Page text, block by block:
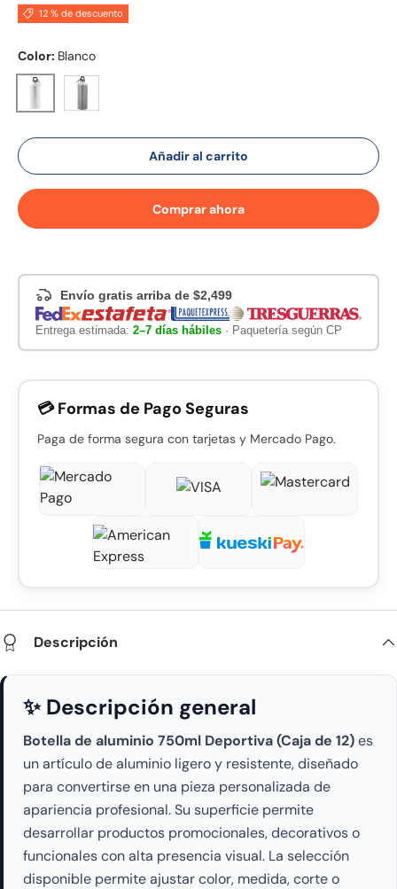
12 % de descuento
Color: Blanco
Blanco Plata
Añadir al carrito
Comprar ahora
Envío gratis arriba de $2,499
Entrega estimada: 2–7 días hábiles· Paquetería según CP
💳 Formas de Pago Seguras
Paga de forma segura con tarjetas y Mercado Pago.
Descripción
✨ Descripción general
Botella de aluminio 750ml Deportiva (Caja de 12)es
un artículo de aluminio ligero y resistente, diseñado
para convertirse en una pieza personalizada de
apariencia profesional. Su superficie permite
desarrollar productos promocionales, decorativos o
funcionales con alta presencia visual. La selección
disponible permite ajustar color, medida, corte o